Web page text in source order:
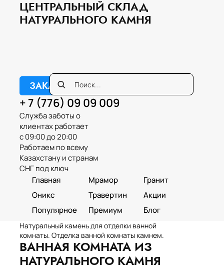
ЦЕНТРАЛЬНЫЙ СКЛАД
НАТУРАЛЬНОГО КАМНЯ
ЗАКАЗАТЬ ЗВОНОК
+ 7 (776) 09 09 009
Служба заботы о
клиентах работает
с 09:00 до 20:00
Работаем по всему
Казахстану и странам
СНГ под ключ
Главная
Мрамор
Гранит
Оникс
Травертин
Акции
Популярное
Премиум Блог
Натуральный камень для отделки ванной
комнаты. Отделка ванной комнаты камнем.
ВАННАЯ КОМНАТА ИЗ
НАТУРАЛЬНОГО КАМНЯ